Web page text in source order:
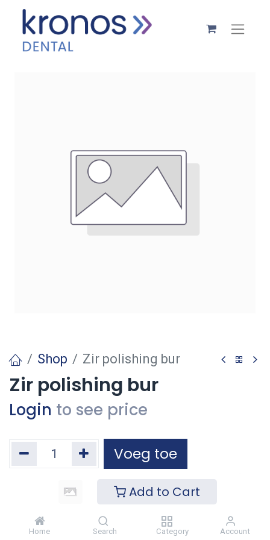
Add to Cart
Home Search Category Account
Shop Zir polishing bur
Zir polishing bur
Login to see price
Voeg toe
Toevoegen aan verlanglijst